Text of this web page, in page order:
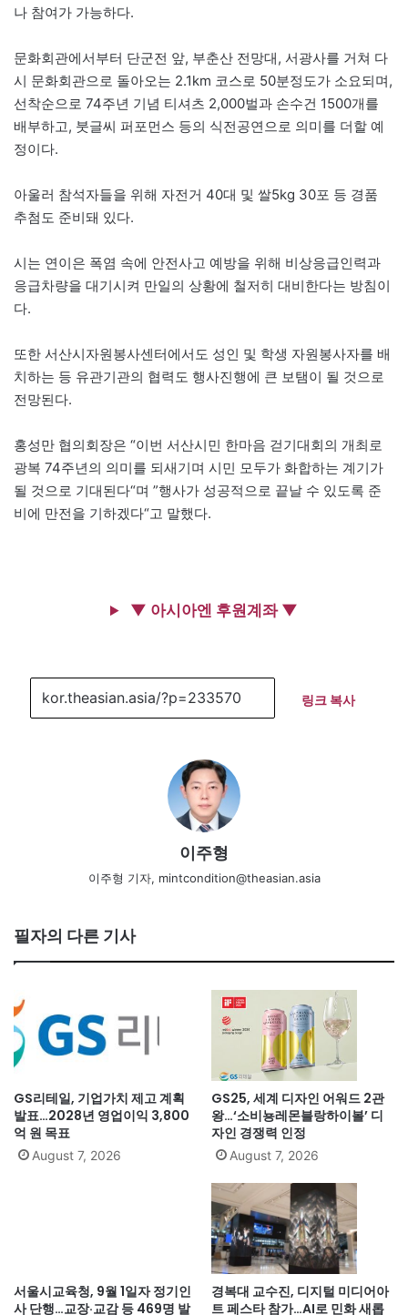
나 참여가 가능하다.
문화회관에서부터 단군전 앞, 부춘산 전망대, 서광사를 거쳐 다
시 문화회관으로 돌아오는 2.1km 코스로 50분정도가 소요되며,
선착순으로 74주년 기념 티셔츠 2,000벌과 손수건 1500개를
배부하고, 붓글씨 퍼포먼스 등의 식전공연으로 의미를 더할 예
정이다.
아울러 참석자들을 위해 자전거 40대 및 쌀5kg 30포 등 경품
추첨도 준비돼 있다.
시는 연이은 폭염 속에 안전사고 예방을 위해 비상응급인력과
응급차량을 대기시켜 만일의 상황에 철저히 대비한다는 방침이
다.
또한 서산시자원봉사센터에서도 성인 및 학생 자원봉사자를 배
치하는 등 유관기관의 협력도 행사진행에 큰 보탬이 될 것으로
전망된다.
홍성만 협의회장은 “이번 서산시민 한마음 걷기대회의 개최로
광복 74주년의 의미를 되새기며 시민 모두가 화합하는 계기가
될 것으로 기대된다“며 ”행사가 성공적으로 끝날 수 있도록 준
비에 만전을 기하겠다“고 말했다.
▼ 아시아엔 후원계좌 ▼
링크 복사
이주형
이주형 기자, mintcondition@theasian.asia
필자의 다른 기사
GS리테일, 기업가치 제고 계획
발표…2028년 영업이익 3,800
억 원 목표
August 7, 2026
GS25, 세계 디자인 어워드 2관
왕…‘소비뇽레몬블랑하이볼’ 디
자인 경쟁력 인정
August 7, 2026
서울시교육청, 9월 1일자 정기인
사 단행…교장·교감 등 469명 발
경복대 교수진, 디지털 미디어아
트 페스타 참가…AI로 민화 새롭